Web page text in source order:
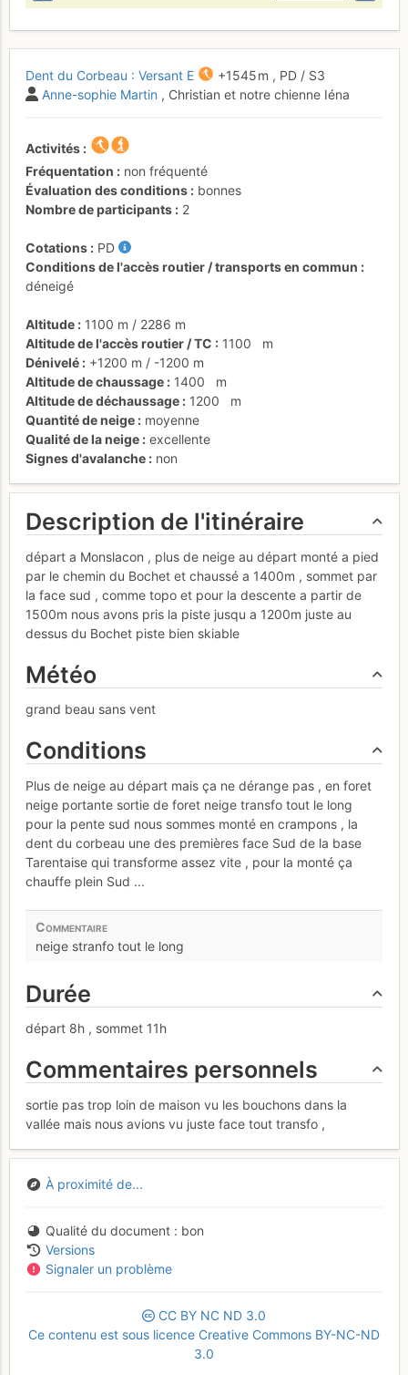
Dent du Corbeau : Versant E +1545 m , PD / S3
Anne-sophie Martin , Christian et notre chienne Iéna
Activités
Fréquentation
non fréquenté
Évaluation des conditions
bonnes
Nombre de participants
2
Cotations
PD
Conditions de l'accès routier / transports en commun
déneigé
Altitude 1100 m / 2286 m
Altitude de l'accès routier / TC
1100
m
Dénivelé
+1200 m / -1200 m
Altitude de chaussage
1400
m
Altitude de déchaussage
1200
m
Quantité de neige
moyenne
Qualité de la neige
excellente
Signes d'avalanche
non
Description de l'itinéraire
départ a Monslacon , plus de neige au départ monté a pied
par le chemin du Bochet et chaussé a 1400m , sommet par
la face sud , comme topo et pour la descente a partir de
1500m nous avons pris la piste jusqu a 1200m juste au
dessus du Bochet piste bien skiable
Météo
grand beau sans vent
Conditions
Plus de neige au départ mais ça ne dérange pas , en foret
neige portante sortie de foret neige transfo tout le long
pour la pente sud nous sommes monté en crampons , la
dent du corbeau une des premières face Sud de la base
Tarentaise qui transforme assez vite , pour la monté ça
chauffe plein Sud ...
neige stranfo tout le long
Durée
départ 8h , sommet 11h
Commentaires personnels
sortie pas trop loin de maison vu les bouchons dans la
vallée mais nous avions vu juste face tout transfo ,
À proximité de...
Qualité du document
bon
Versions
Signaler un problème
CC BY NC ND 3.0
Ce contenu est sous licence Creative Commons BY-NC-ND
3.0